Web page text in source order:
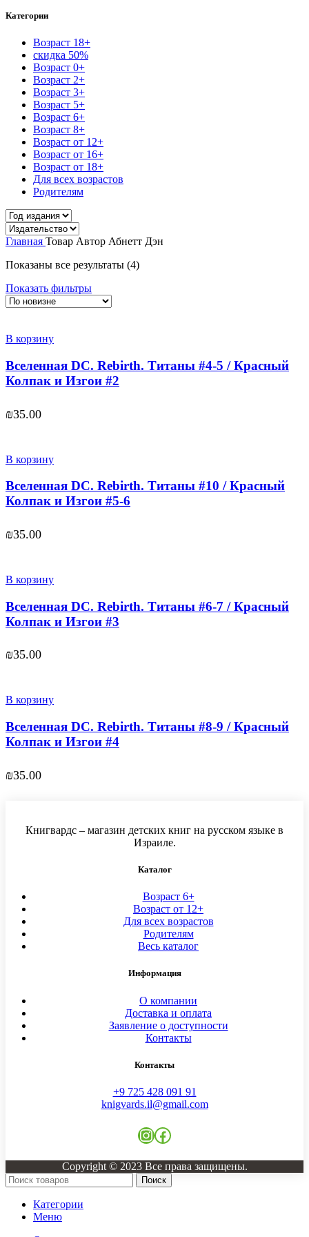
Категории
Возраст 18+
скидка 50%
Возраст 0+
Возраст 2+
Возраст 3+
Возраст 5+
Возраст 6+
Возраст 8+
Возраст от 12+
Возраст от 16+
Возраст от 18+
Для всех возрастов
Родителям
Главная Товар Автор Абнетт Дэн
Показаны все результаты (4)Сортировка:
Показать фильтры
В корзину
Вселенная DC. Rebirth. Титаны #4-5 / Красный
Колпак и Изгои #2
₪35.00
В корзину
Вселенная DC. Rebirth. Титаны #10 / Красный
Колпак и Изгои #5-6
₪35.00
В корзину
Вселенная DC. Rebirth. Титаны #6-7 / Красный
Колпак и Изгои #3
₪35.00
В корзину
Вселенная DC. Rebirth. Титаны #8-9 / Красный
Колпак и Изгои #4
₪35.00
Книгвардс – магазин детских книг на русском языке в
Израиле.
Каталог
Возраст 6+
Возраст от 12+
Для всех возрастов
Родителям
Весь каталог
Информация
О компании
Доставка и оплата
Заявление о доступности
Контакты
Контакты
+9 725 428 091 91
knigvards.il@gmail.com
Instagram
Facebook
Copyright © 2023 Все права защищены.
Поиск
Категории
Меню